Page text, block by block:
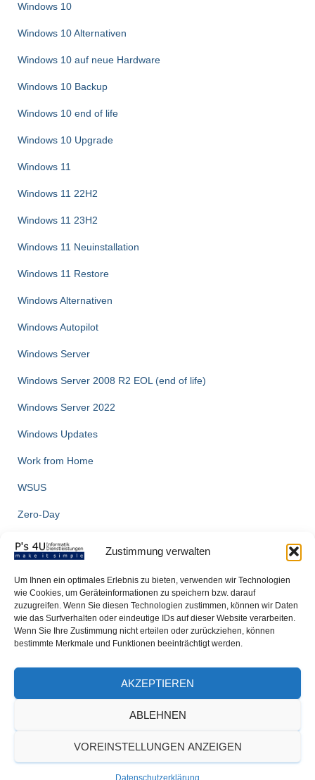
Zustimmung verwalten
Um Ihnen ein optimales Erlebnis zu bieten, verwenden wir Technologien
wie Cookies, um Geräteinformationen zu speichern bzw. darauf
zuzugreifen. Wenn Sie diesen Technologien zustimmen, können wir Daten
wie das Surfverhalten oder eindeutige IDs auf dieser Website verarbeiten.
Wenn Sie Ihre Zustimmung nicht erteilen oder zurückziehen, können
bestimmte Merkmale und Funktionen beeinträchtigt werden.
AKZEPTIEREN
ABLEHNEN
VOREINSTELLUNGEN ANZEIGEN
Datenschutzerklärung
Windows 10
Windows 10 Alternativen
Windows 10 auf neue Hardware
Windows 10 Backup
Windows 10 end of life
Windows 10 Upgrade
Windows 11
Windows 11 22H2
Windows 11 23H2
Windows 11 Neuinstallation
Windows 11 Restore
Windows Alternativen
Windows Autopilot
Windows Server
Windows Server 2008 R2 EOL (end of life)
Windows Server 2022
Windows Updates
Work from Home
WSUS
Zero-Day
ZigBee